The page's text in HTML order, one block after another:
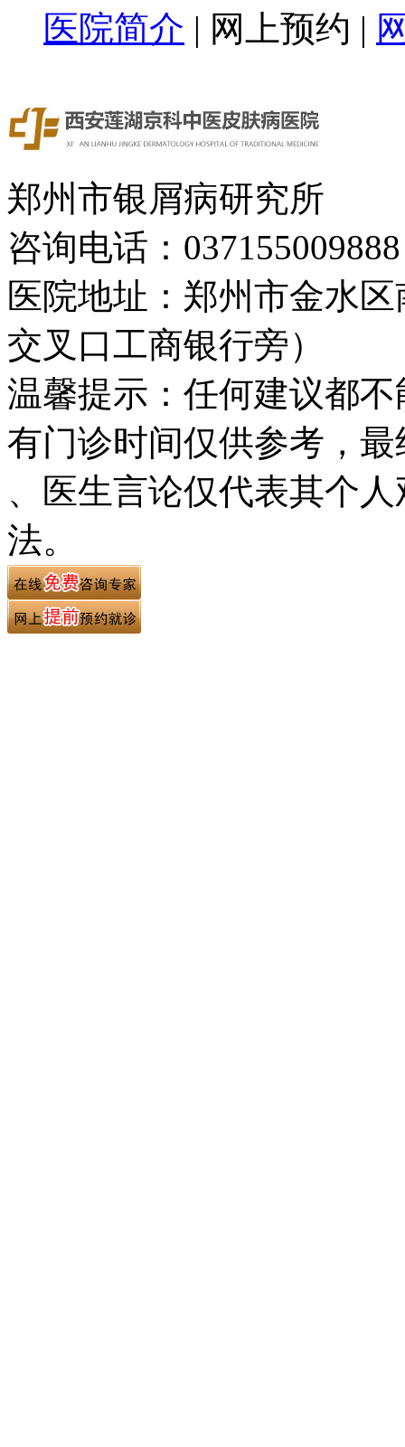
医院简介 | 网上预约 |
郑州市银屑病研究所
咨询电话：
医院地址：郑州市金水
交叉口工商银行旁）
温馨提示：任何建议都
有门诊时间仅供参考，
、医生言论仅代表其个
法。